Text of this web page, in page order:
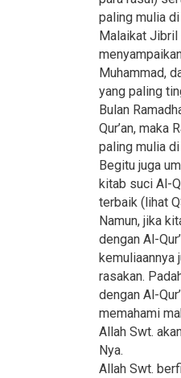
paling mulia
Malaikat Jibril
Muhammad,
yang paling
Bulan
Qur’an, maka
paling mulia
Begitu juga
kitab suci Al-
terbaik (lihat
Namun, jika
dengan Al-
kemuliaannya
rasakan.
dengan Al-
memahami
Allah Swt.
Nya.
Allah Swt.